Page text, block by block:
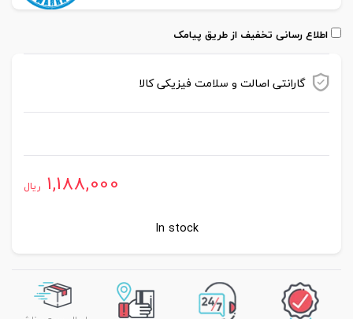
اطلاع رسانی تخفیف از طریق پیامک
گارانتی اصالت و سلامت فیزیکی کالا
1,188,000 ریال
In stock